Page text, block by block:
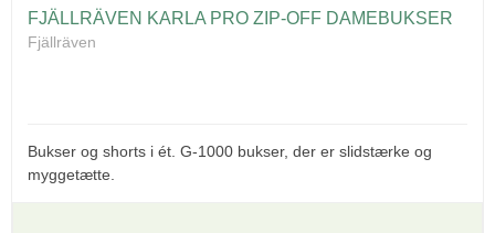
FJÄLLRÄVEN KARLA PRO ZIP-OFF DAMEBUKSER
Fjällräven
Bukser og shorts i ét. G-1000 bukser, der er slidstærke og
myggetætte.